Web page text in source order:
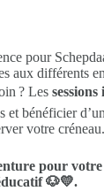
pour
aux différents
? Les
et bénéficier
votre créneau.
pour
🐶💛.